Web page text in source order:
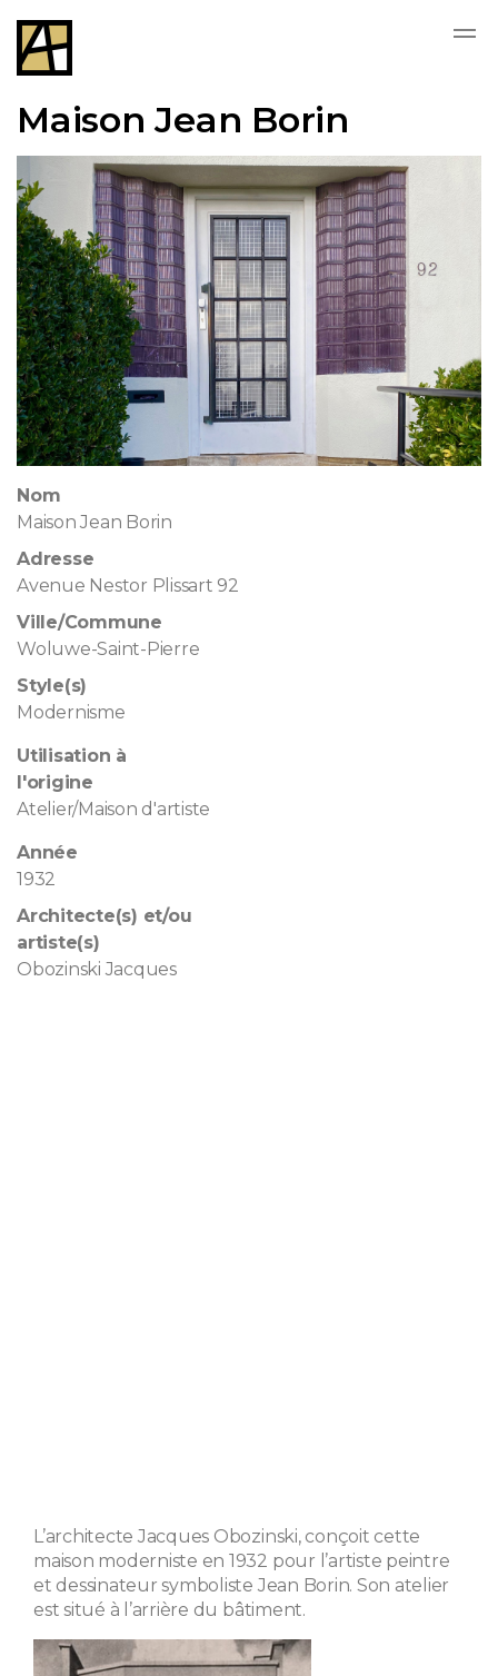
Maison Jean Borin
Nom
Maison Jean Borin
Adresse
Avenue Nestor Plissart 92
Ville/Commune
Woluwe-Saint-Pierre
Style(s)
Modernisme
Utilisation à
l'origine
Atelier/Maison d'artiste
Année
1932
Architecte(s) et/ou
artiste(s)
Obozinski Jacques
L’architecte Jacques Obozinski, conçoit cette
maison moderniste en 1932 pour l’artiste peintre
et dessinateur symboliste Jean Borin. Son atelier
est situé à l’arrière du bâtiment.